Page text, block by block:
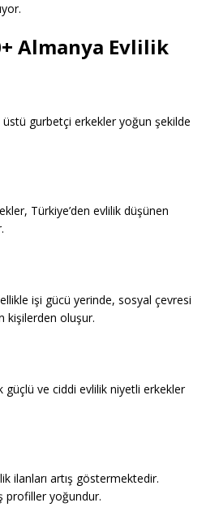
Almanya Evlilik
üstü gurbetçi erkekler yoğun şekilde
Türkiye’den evlilik düşünen
işi gücü yerinde, sosyal çevresi
kişilerden oluşur.
güçlü ve ciddi evlilik niyetli erkekler
ilanları artış göstermektedir.
profiller yoğundur.